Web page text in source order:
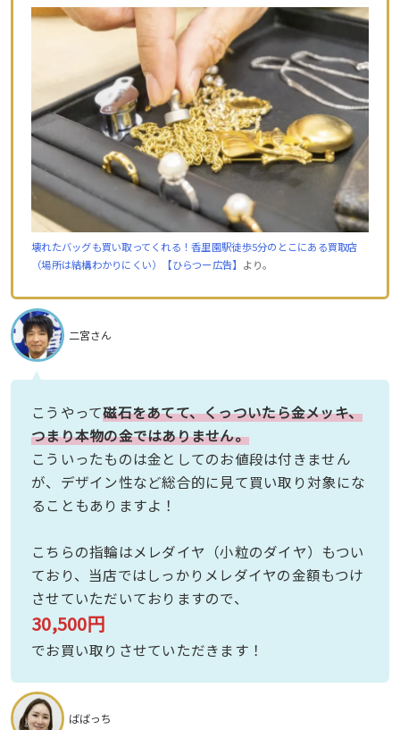
壊れたバッグも買い取ってくれる！香里園駅徒歩5分のとこにある買取店
（場所は結構わかりにくい）【ひらつー広告】 より。
二宮さん
こうやって磁石をあてて、くっついたら金メッキ、
つまり本物の金ではありません。
こういったものは金としてのお値段は付きません
が、デザイン性など総合的に見て買い取り対象にな
ることもありますよ！
こちらの指輪はメレダイヤ（小粒のダイヤ）もつい
ており、当店ではしっかりメレダイヤの金額もつけ
させていただいておりますので、
30,500円
でお買い取りさせていただきます！
ばばっち